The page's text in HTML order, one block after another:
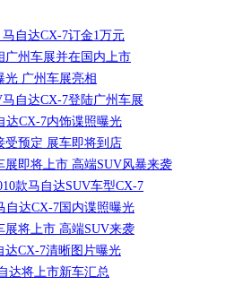
自达CX-7订金1万元
广州车展并在国内上市
光 广州车展亮相
自达CX-7登陆广州车展
达CX-7内饰谍照曝光
受预定 展车即将到店
展即将上市 高端SUV风暴来袭
款马自达SUV车型CX-7
自达CX-7国内谍照曝光
展将上市 高端SUV来袭
达CX-7清晰图片曝光
达将上市新车汇总